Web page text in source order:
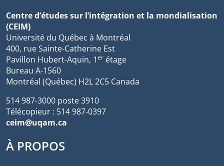
Centre d’études sur l’intégration et la mondialisation
(CEIM)
Université du Québec à Montréal
400, rue Sainte-Catherine Est
Pavillon Hubert-Aquin, 1er étage
Bureau A-1560
Montréal (Québec) H2L 2C5 Canada
514 987-3000 poste 3910
Télécopieur : 514 987-0397
ceim@uqam.ca
À PROPOS